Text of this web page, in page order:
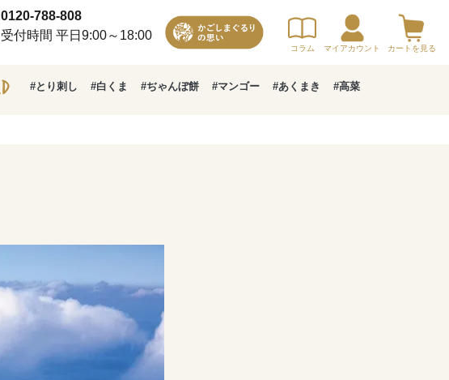
0120-788-808
受付時間 平日9:00～18:00
コラム マイアカウント カートを見る
#とり刺し #白くま #ぢゃんぼ餅 #マンゴー #あくまき #高菜